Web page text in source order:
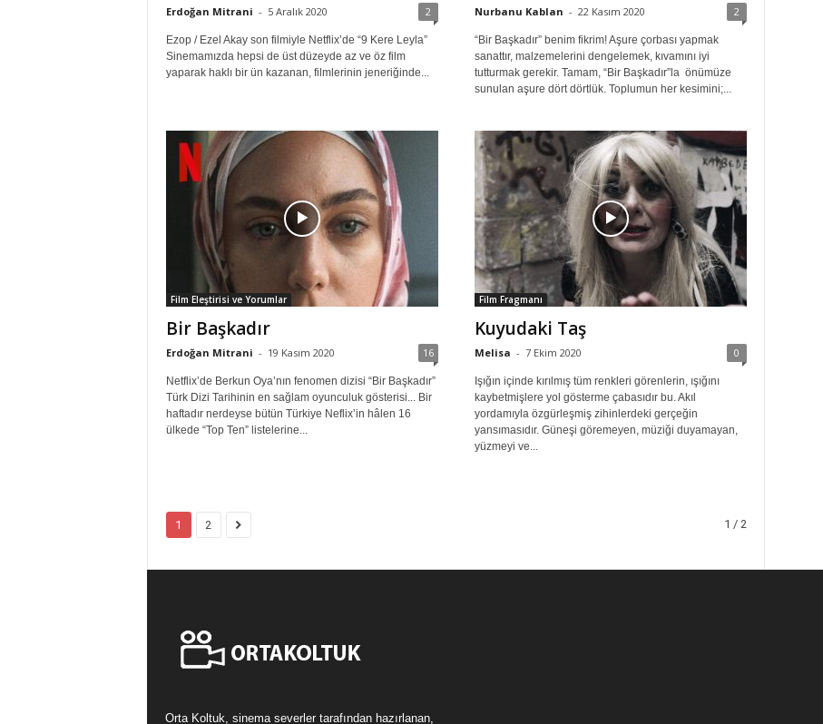
Erdoğan Mitrani - 5 Aralık 2020 2
Ezop / Ezel Akay son filmiyle Netflix’de “9 Kere Leyla”
Sinemamızda hepsi de üst düzeyde az ve öz film
yaparak haklı bir ün kazanan, filmlerinin jeneriğinde...
Nurbanu Kablan - 22 Kasım 2020 2
“Bir Başkadır” benim fikrim! Aşure çorbası yapmak
sanattır, malzemelerini dengelemek, kıvamını iyi
tutturmak gerekir. Tamam, “Bir Başkadır”la önümüze
sunulan aşure dört dörtlük. Toplumun her kesimini;...
Film Eleştirisi ve Yorumlar
Bir Başkadır
Erdoğan Mitrani - 19 Kasım 2020 16
Netflix’de Berkun Oya’nın fenomen dizisi “Bir Başkadır”
Türk Dizi Tarihinin en sağlam oyunculuk gösterisi... Bir
haftadır nerdeyse bütün Türkiye Neflix’in hâlen 16
ülkede “Top Ten” listelerine...
Film Fragmanı
Kuyudaki Taş
Melisa - 7 Ekim 2020 0
Işığın içinde kırılmış tüm renkleri görenlerin, ışığını
kaybetmişlere yol gösterme çabasıdır bu. Akıl
yordamıyla özgürleşmiş zihinlerdeki gerçeğin
yansımasıdır. Güneşi göremeyen, müziği duyamayan,
yüzmeyi ve...
1 2 1 / 2
Orta Koltuk, sinema severler tarafından hazırlanan,